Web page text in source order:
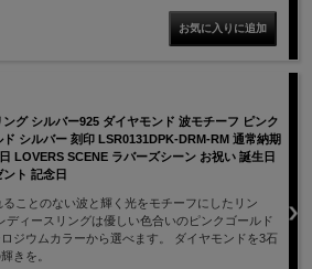
ング シルバー925 ダイヤモンド 波モチーフ ピンク
ド シルバー 刻印 LSR0131DPK-DRM-RM 通常納期
LOVERS SCENE ラバーズシーン お祝い 誕生日
ント 記念日
ることのない波と輝く光をモチーフにしたリン
ディースリングは優しい色合いのピンクゴールド
ジウムカラーから選べます。 ダイヤモンドを3石
きを。